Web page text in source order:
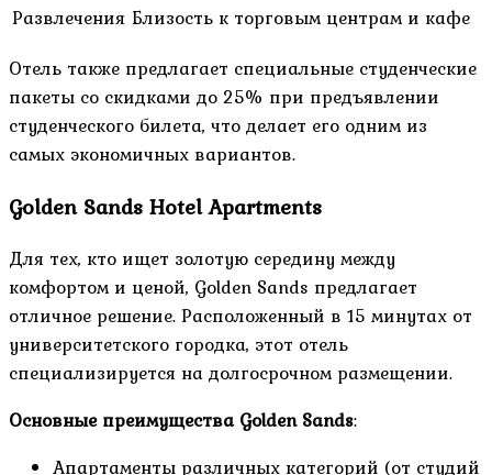
Развлечения Близость к торговым центрам и кафе
Отель также предлагает специальные студенческие
пакеты со скидками до 25% при предъявлении
студенческого билета, что делает его одним из
самых экономичных вариантов.
Golden Sands Hotel Apartments
Для тех, кто ищет золотую середину между
комфортом и ценой, Golden Sands предлагает
отличное решение. Расположенный в 15 минутах от
университетского городка, этот отель
специализируется на долгосрочном размещении.
Основные преимущества Golden Sands:
Апартаменты различных категорий (от студий